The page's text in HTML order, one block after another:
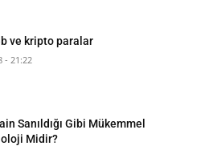
ve kripto paralar
- 21:22
Sanıldığı Gibi Mükemmel
Midir?